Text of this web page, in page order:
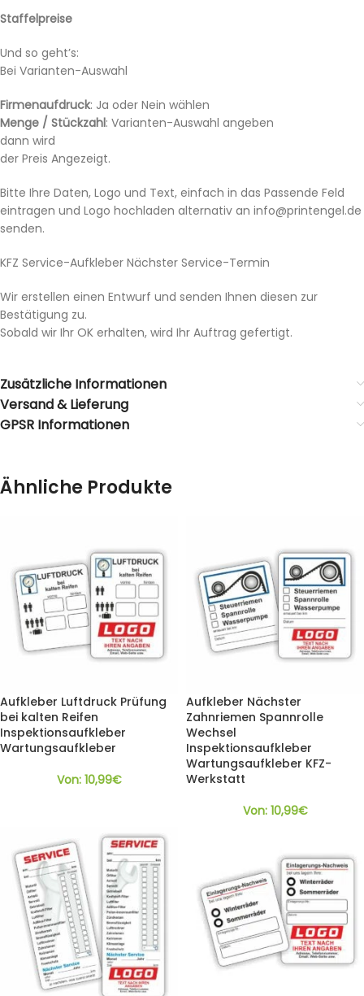
Staffelpreise
Und so geht’s:
Bei Varianten-Auswahl
Firmenaufdruck: Ja oder Nein wählen
Menge / Stückzahl: Varianten-Auswahl angeben
dann wird
der Preis Angezeigt.
Bitte Ihre Daten, Logo und Text, einfach in das Passende Feld
eintragen und Logo hochladen alternativ an info@printengel.de
senden.
KFZ Service-Aufkleber Nächster Service-Termin
Wir erstellen einen Entwurf und senden Ihnen diesen zur
Bestätigung zu.
Sobald wir Ihr OK erhalten, wird Ihr Auftrag gefertigt.
Zusätzliche Informationen
Versand & Lieferung
GPSR Informationen
Ähnliche Produkte
Aufkleber Luftdruck Prüfung
bei kalten Reifen
Inspektionsaufkleber
Wartungsaufkleber
Von: 10,99€
Aufkleber Nächster
Zahnriemen Spannrolle
Wechsel
Inspektionsaufkleber
Wartungsaufkleber KFZ-
Werkstatt
Von: 10,99€